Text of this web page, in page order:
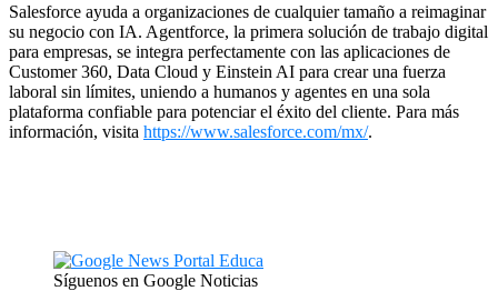
Salesforce ayuda a organizaciones de cualquier tamaño a reimaginar
su negocio con IA. Agentforce, la primera solución de trabajo digital
para empresas, se integra perfectamente con las aplicaciones de
Customer 360, Data Cloud y Einstein AI para crear una fuerza
laboral sin límites, uniendo a humanos y agentes en una sola
plataforma confiable para potenciar el éxito del cliente. Para más
información, visita https://www.salesforce.com/mx/.
Síguenos en Google Noticias